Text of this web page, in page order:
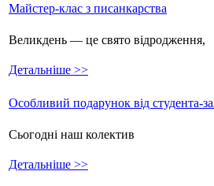
Майстер-клас з писанкарства
Великдень — це свято відродження,
Детальніше >>
Особливий подарунок від студента-
Сьогодні наш колектив
Детальніше >>